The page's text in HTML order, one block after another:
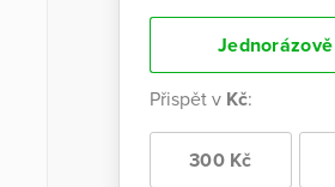
Jednorázově
Přispět v Kč:
300 Kč